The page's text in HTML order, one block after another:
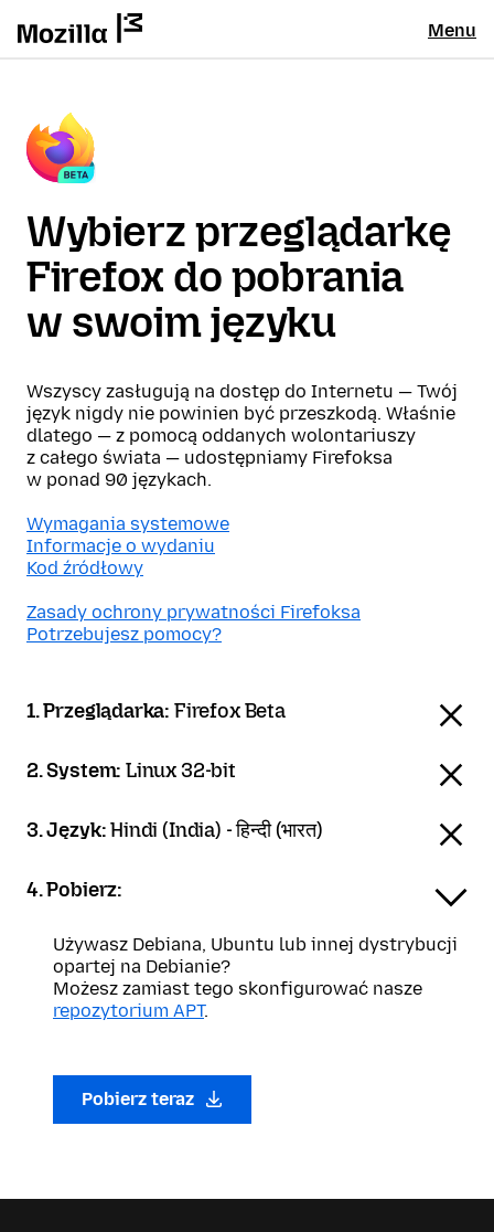
Menu
Wybierz przeglądarkę
Firefox do pobrania
w swoim języku
Wszyscy zasługują na dostęp do Internetu — Twój
język nigdy nie powinien być przeszkodą. Właśnie
dlatego — z pomocą oddanych wolontariuszy
z całego świata — udostępniamy Firefoksa
w ponad 90 językach.
Wymagania systemowe
Informacje o wydaniu
Kod źródłowy
Zasady ochrony prywatności Firefoksa
Potrzebujesz pomocy?
1. Przeglądarka: Firefox Beta
2. System:Linux 32-bit
3. Język:Hindi (India) - हिन्दी (भारत)
4. Pobierz:
Używasz Debiana, Ubuntu lub innej dystrybucji
opartej na Debianie?
Możesz zamiast tego skonfigurować nasze
repozytorium APT.
Pobierz teraz